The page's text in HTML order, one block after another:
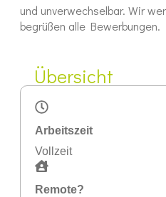
und unverwechselbar. Wir
begrüßen alle Bewerbungen.
Übersicht
Arbeitszeit
Vollzeit
Remote?